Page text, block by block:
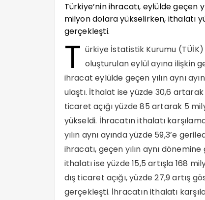
Türkiye’nin ihracatı, eylülde geçen
milyon dolara yükselirken, ithalatı
gerçekleşti.
T ürkiye İstatistik Kurumu
oluşturulan eylül ayına ilişkin
ihracat eylülde geçen yılın aynı
ulaştı. İthalat ise yüzde 30,6
ticaret açığı yüzde 85 artarak 5
yükseldi. İhracatın ithalatı
yılın aynı ayında yüzde 59,3’e
ihracatı, geçen yılın aynı
ithalatı ise yüzde 15,5 artışla 168
dış ticaret açığı, yüzde 27,9 artış
gerçekleşti. İhracatın ithalatı